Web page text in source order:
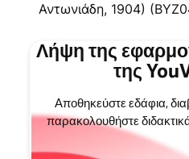
Αντωνιάδη, 1904)
Λήψη της
της
Αποθηκεύστε εδάφια,
παρακολουθήστε